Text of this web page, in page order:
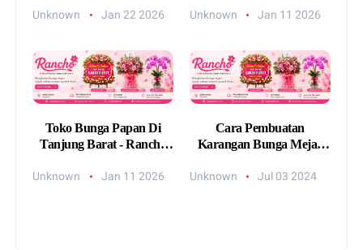
Unknown Jan 22 2026 Unknown Jan 11 2026
Toko Bunga Papan Di
Tanjung Barat - Rancho
Unknown Jan 11 2026
Cara Pembuatan
Karangan Bunga Meja |
Unknown Jul 03 2024